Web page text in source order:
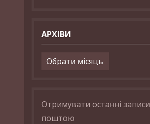
АРХІВИ
Архіви
Отримувати останні записи
поштою